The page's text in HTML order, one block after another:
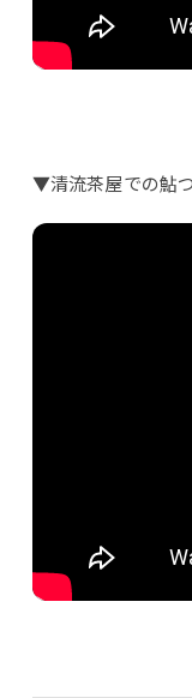
▼清流茶屋での鮎